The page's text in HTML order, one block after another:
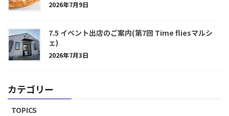
2026年7月9日
7.5 イベント出店のご案内(第7回 Time fliesマルシ
ェ)
2026年7月3日
カテゴリー
TOPICS